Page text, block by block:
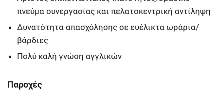
πνεύμα συνεργασίας και πελατοκεντρική αντίληψη
Δυνατότητα απασχόλησης σε ευέλικτα ωράρια/
βάρδιες
Πολύ καλή γνώση αγγλικών
Παροχές